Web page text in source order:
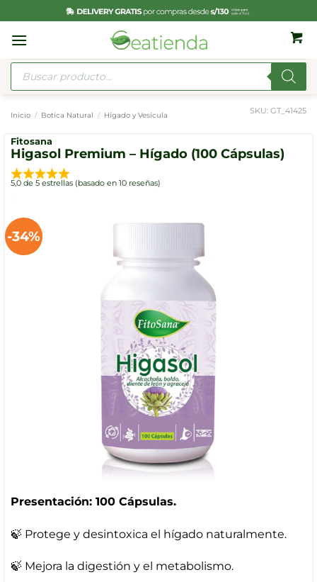
al
contenido
Búsqueda
Inicio / Botica Natural / Hígado y Vesícula SKU: GT_41425
Fitosana
Higasol Premium – Hígado (100 Cápsulas)
5,0 de 5 estrellas (basado en 10 reseñas)
-34%
Presentación: 100 Cápsulas.
🍃 Protege y desintoxica el hígado naturalmente.
🍃 Mejora la digestión y el metabolismo.